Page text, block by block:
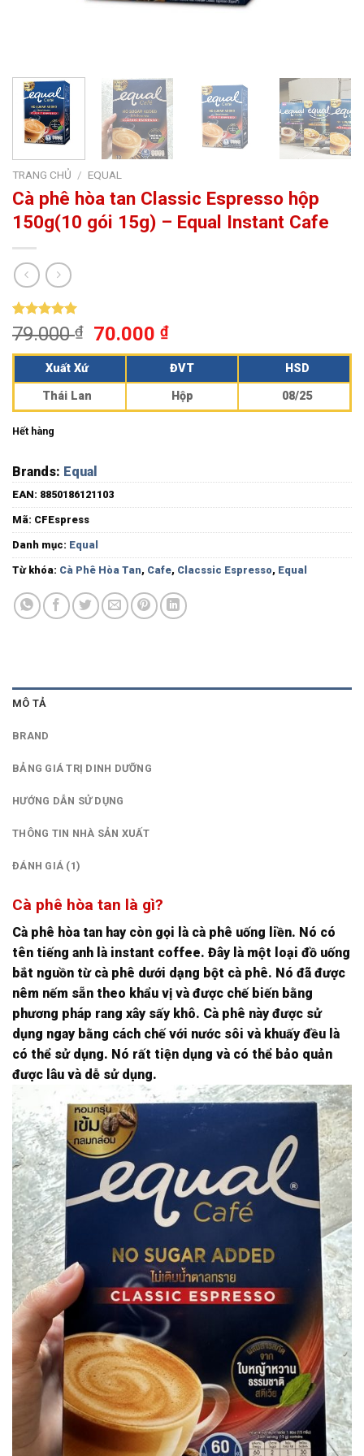
TRANG CHỦ / EQUAL
Cà phê hòa tan Classic Espresso hộp
150g(10 gói 15g) – Equal Instant Cafe
5.00 trên 5
dựa trên
1
đánh giá
79.000₫ 70.000₫
Xuất Xứ ĐVT
HSD
Thái Lan
Hộp 08/25
Hết hàng
Brands: Equal
EAN: 8850186121103
Mã: CFEspress
Danh mục: Equal
Từ khóa: Cà Phê Hòa Tan, Cafe, Clacssic Espresso, Equal
MÔ TẢ
BRAND
BẢNG GIÁ TRỊ DINH DƯỠNG
HƯỚNG DẪN SỬ DỤNG
THÔNG TIN NHÀ SẢN XUẤT
ĐÁNH GIÁ (1)
Cà phê hòa tan là gì?
Cà phê hòa tan hay còn gọi là cà phê uống liền. Nó có
tên tiếng anh là instant coffee. Đây là một loại đồ uống
bắt nguồn từ cà phê dưới dạng bột cà phê. Nó đã được
nêm nếm sẵn theo khẩu vị và được chế biến bằng
phương pháp rang xây sấy khô. Cà phê này được sử
dụng ngay bằng cách chế với nước sôi và khuấy đều là
có thể sử dụng. Nó rất tiện dụng và có thể bảo quản
được lâu và dễ sử dụng.